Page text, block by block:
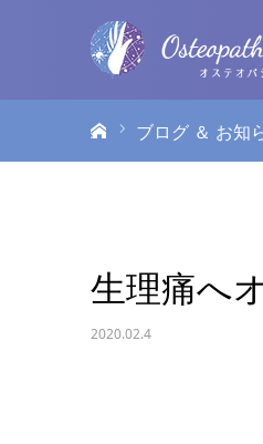
ホーム ブログ ＆ お知
生理痛へ
2020.02.4